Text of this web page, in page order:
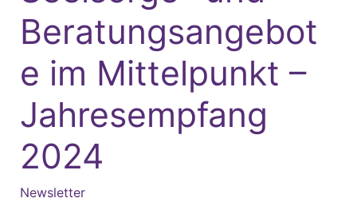
Beratungsangebot
e im Mittelpunkt –
Jahresempfang
2024
Newsletter
im
Mittelpunkt
Jahresempfang
2024